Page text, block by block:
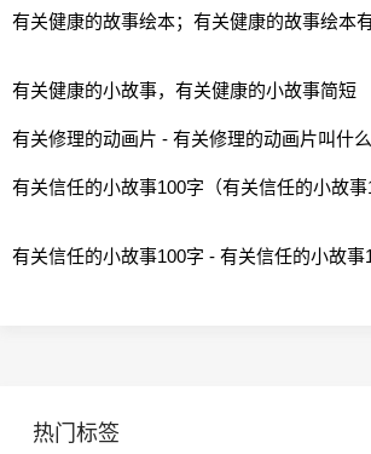
有关健康的故事绘本；有关健康的故事绘本
有关健康的小故事，有关健康的小故事简短
有关修理的动画片 - 有关修理的动画片叫什么
有关信任的小故事100字（有关信任的小故事
有关信任的小故事100字 - 有关信任的小故事
热门标签